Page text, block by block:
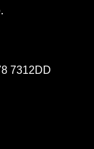
7312DD